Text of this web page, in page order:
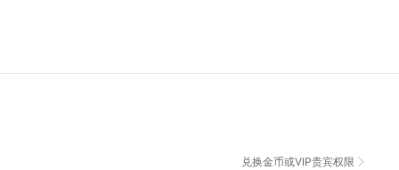
兑换金币或VIP贵宾权限